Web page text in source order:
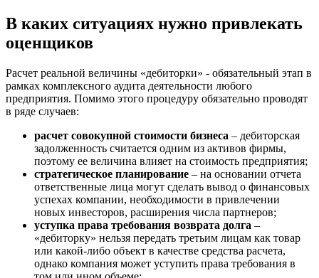
В каких ситуациях нужно привлекать
оценщиков
Расчет реальной величины «дебиторки» - обязательный этап в
рамках комплексного аудита деятельности любого
предприятия. Помимо этого процедуру обязательно проводят
в ряде случаев:
расчет совокупной стоимости бизнеса – дебиторская
задолженность считается одним из активов фирмы,
поэтому ее величина влияет на стоимость предприятия;
стратегическое планирование – на основании отчета
ответственные лица могут сделать вывод о финансовых
успехах компании, необходимости в привлечении
новых инвесторов, расширения числа партнеров;
уступка права требования возврата долга –
«дебиторку» нельзя передать третьим лицам как товар
или какой-либо объект в качестве средства расчета,
однако компания может уступить права требования в
Бирск
Благовещенск
Благодарный
Богородицк
Боготол
Большой Камень
Борисоглебск
Бронницы
Брянск
Бугульма
Бугуруслан